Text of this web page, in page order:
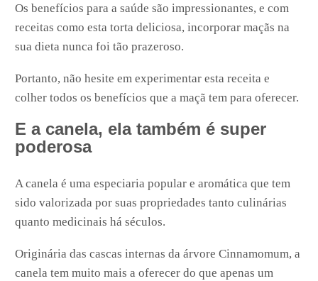
Os benefícios para a saúde são impressionantes, e com
receitas como esta torta deliciosa, incorporar maçãs na
sua dieta nunca foi tão prazeroso.
Portanto, não hesite em experimentar esta receita e
colher todos os benefícios que a maçã tem para oferecer.
E a canela, ela também é super
poderosa
A canela é uma especiaria popular e aromática que tem
sido valorizada por suas propriedades tanto culinárias
quanto medicinais há séculos.
Originária das cascas internas da árvore Cinnamomum, a
canela tem muito mais a oferecer do que apenas um